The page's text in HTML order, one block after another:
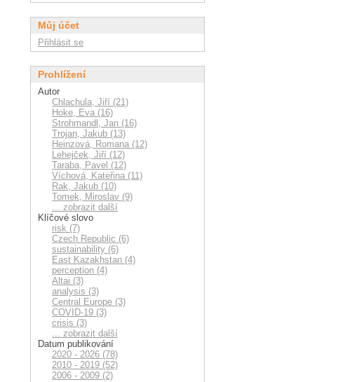
Můj účet
Přihlásit se
Prohlížení
Autor
Chlachula, Jiří (21)
Hoke, Eva (16)
Strohmandl, Jan (16)
Trojan, Jakub (13)
Heinzová, Romana (12)
Lehejček, Jiří (12)
Taraba, Pavel (12)
Víchová, Kateřina (11)
Rak, Jakub (10)
Tomek, Miroslav (9)
... zobrazit další
Klíčové slovo
risk (7)
Czech Republic (6)
sustainability (6)
East Kazakhstan (4)
perception (4)
Altai (3)
analysis (3)
Central Europe (3)
COVID-19 (3)
crisis (3)
... zobrazit další
Datum publikování
2020 - 2026 (78)
2010 - 2019 (52)
2006 - 2009 (2)